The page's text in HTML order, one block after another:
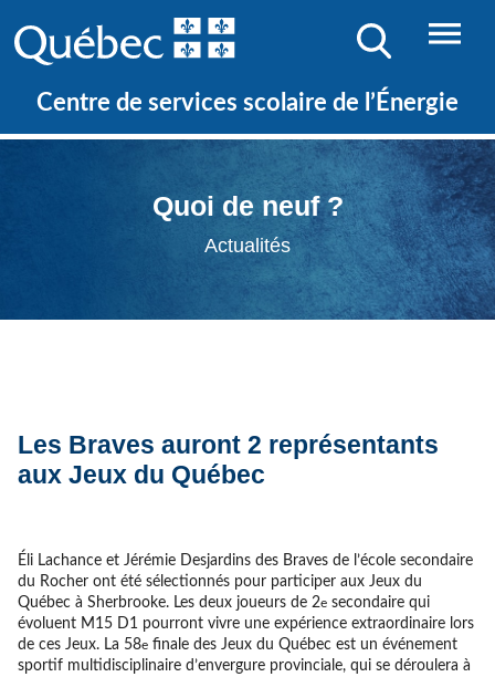
Centre de services scolaire de l’Énergie
Quoi de neuf ?
Actualités
Les Braves auront 2 représentants
aux Jeux du Québec
Éli Lachance et Jérémie Desjardins des Braves de l’école secondaire
du Rocher ont été sélectionnés pour participer aux Jeux du
Québec à Sherbrooke. Les deux joueurs de 2esecondaire qui
évoluent M15 D1 pourront vivre une expérience extraordinaire lors
de ces Jeux. La 58efinale des Jeux du Québec est un événement
sportif multidisciplinaire d’envergure provinciale, qui se déroulera à